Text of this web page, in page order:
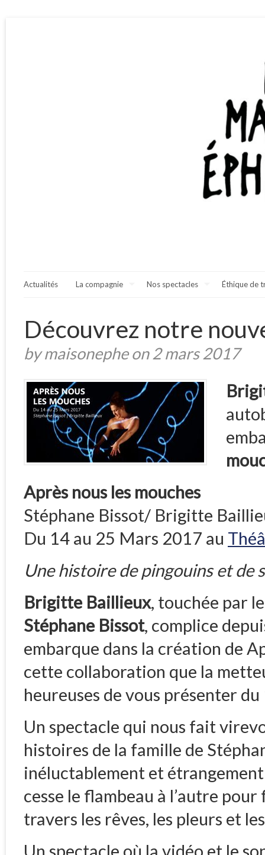
Actualités La compagnie Nos spectacles Éthique de
Découvrez notre
by maisonephe on 2 mars 2017
Après nous les mouches
Stéphane Bissot/ Brigitte
Du 14 au 25 Mars 2017 au
Une histoire de pingouins et de
Brigitte Baillieux, touchée par
Stéphane Bissot, complice
embarque dans la création de
cette collaboration que la
heureuses de vous présenter
Un spectacle qui nous fait
histoires de la famille de
inéluctablement et étrangement
cesse le flambeau à l’autre
travers les rêves, les pleurs et
Un spectacle où la vidéo et le